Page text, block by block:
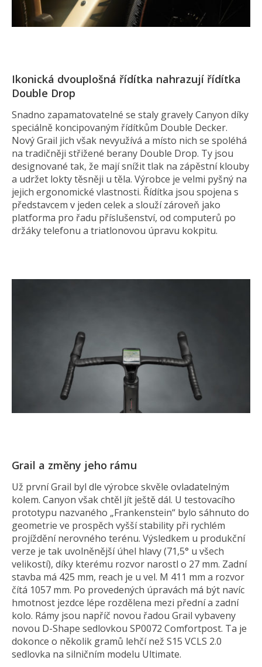
Ikonická dvouplošná řídítka nahrazují řídítka
Double Drop
Snadno zapamatovatelné se staly gravely Canyon díky
speciálně koncipovaným řídítkům Double Decker.
Nový Grail jich však nevyužívá a místo nich se spoléhá
na tradičněji střižené berany Double Drop. Ty jsou
designované tak, že mají snížit tlak na zápěstní klouby
a udržet lokty těsněji u těla. Výrobce je velmi pyšný na
jejich ergonomické vlastnosti. Řídítka jsou spojena s
představcem v jeden celek a slouží zároveň jako
platforma pro řadu příslušenství, od computerů po
držáky telefonu a triatlonovou úpravu kokpitu.
Grail a změny jeho rámu
Už první Grail byl dle výrobce skvěle ovladatelným
kolem. Canyon však chtěl jít ještě dál. U testovacího
prototypu nazvaného „Frankenstein“ bylo sáhnuto do
geometrie ve prospěch vyšší stability při rychlém
projíždění nerovného terénu. Výsledkem u produkční
verze je tak uvolněnější úhel hlavy (71,5° u všech
velikostí), díky kterému rozvor narostl o 27 mm. Zadní
stavba má 425 mm, reach je u vel. M 411 mm a rozvor
čítá 1057 mm. Po provedených úpravách má být navíc
hmotnost jezdce lépe rozdělena mezi přední a zadní
kolo. Rámy jsou napříč novou řadou Grail vybaveny
novou D-Shape sedlovkou SP0072 Comfortpost. Ta je
dokonce o několik gramů lehčí než S15 VCLS 2.0
sedlovka na silničním modelu Ultimate.